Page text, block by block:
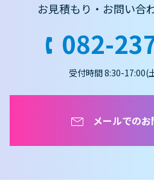
お見積もり・お問い合
082-
受付時間 8:30-17:00(
メールでの